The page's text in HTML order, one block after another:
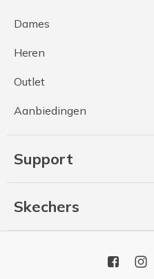
Dames
Heren
Outlet
Aanbiedingen
Support
Skechers